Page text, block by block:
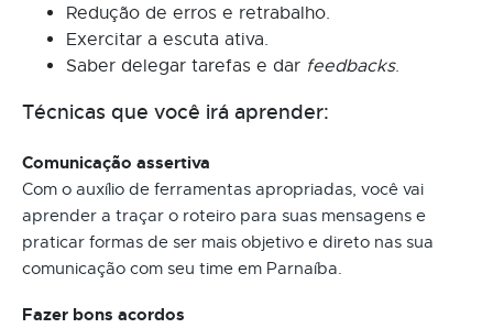
Redução de erros e retrabalho.
Exercitar a escuta ativa.
Saber delegar tarefas e dar feedbacks.
Técnicas que você irá aprender:
Comunicação assertiva
Com o auxílio de ferramentas apropriadas, você vai
aprender a traçar o roteiro para suas mensagens e
praticar formas de ser mais objetivo e direto nas sua
comunicação com seu time em Parnaíba.
Fazer bons acordos